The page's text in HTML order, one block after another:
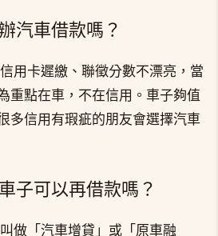
汽車借款嗎？
用卡遲繳、聯徵分數不漂亮，當
重點在車，不在信用。車子夠值
多信用有瑕疵的朋友會選擇汽車
子可以再借款嗎？
做「汽車增貸」或「原車融